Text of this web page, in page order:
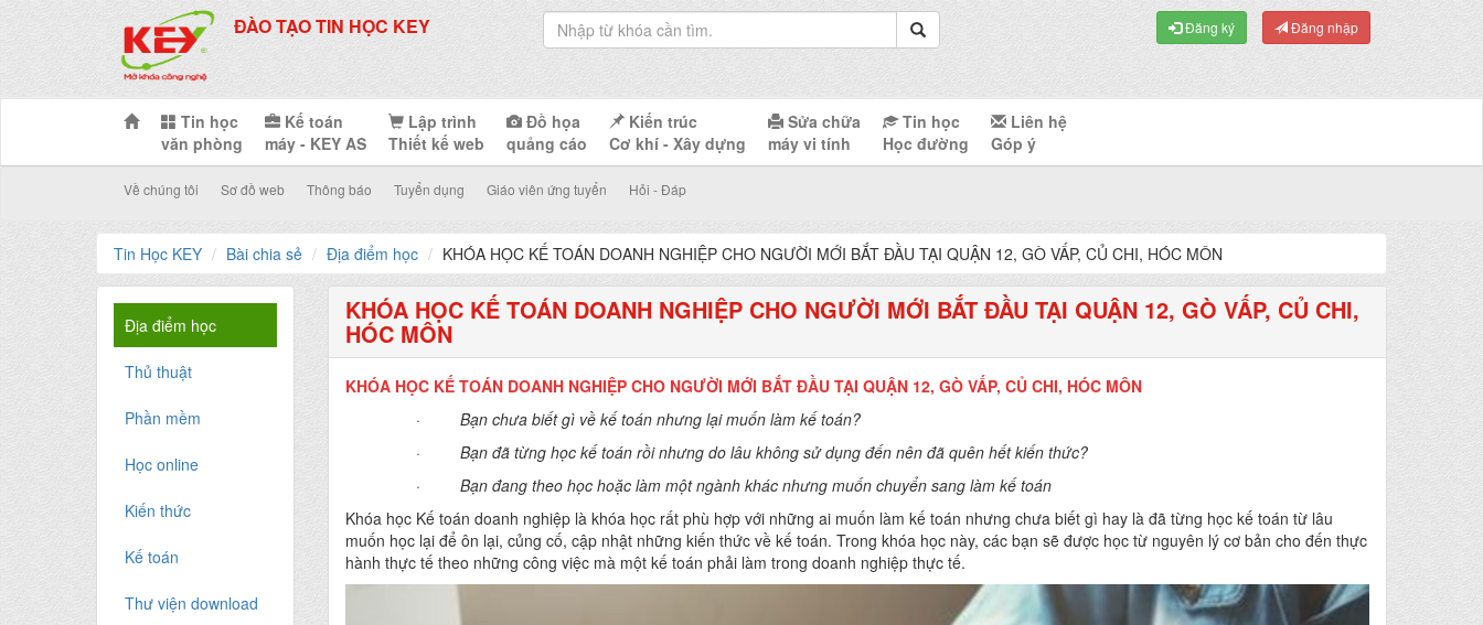
ĐÀO TẠO TIN HỌC KEY Đăng ký Đăng nhập
Tin học
văn phòng
Kế toán
máy - KEY AS
Lập trình
Thiết kế web
Đồ họa
quảng cáo
Kiến trúc
Cơ khí - Xây dựng
Sửa chữa
máy vi tính
Tin học
Học đường
Liên hệ
Góp ý
Về chúng tôi Sơ đồ web Thông báo Tuyển dụng Giáo viên ứng tuyển Hỏi - Đáp
Tin Học KEY Bài chia sẻ Địa điểm học KHÓA HỌC KẾ TOÁN DOANH NGHIỆP CHO NGƯỜI MỚI BẮT ĐẦU TẠI QUẬN 12, GÒ VẤP, CỦ CHI, HÓC MÔN
Địa điểm học
Thủ thuật
Phần mềm
Học online
Kiến thức
Kế toán
Thư viện download
KHÓA HỌC KẾ TOÁN DOANH NGHIỆP CHO NGƯỜI MỚI BẮT ĐẦU TẠI QUẬN 12, GÒ VẤP, CỦ CHI,
HÓC MÔN
KHÓA HỌC KẾ TOÁN DOANH NGHIỆP CHO NGƯỜI MỚI BẮT ĐẦU TẠI QUẬN 12, GÒ VẤP, CỦ CHI, HÓC MÔN
· Bạn chưa biết gì về kế toán nhưng lại muốn làm kế toán?
· Bạn đã từng học kế toán rồi nhưng do lâu không sử dụng đến nên đã quên hết kiến thức?
· Bạn đang theo học hoặc làm một ngành khác nhưng muốn chuyển sang làm kế toán
Khóa học Kế toán doanh nghiệp là khóa học rất phù hợp với những ai muốn làm kế toán nhưng chưa biết gì hay là đã từng học kế toán từ lâu
muốn học lại để ôn lại, củng cố, cập nhật những kiến thức về kế toán. Trong khóa học này, các bạn sẽ được học từ nguyên lý cơ bản cho đến thực
hành thực tế theo những công việc mà một kế toán phải làm trong doanh nghiệp thực tế.